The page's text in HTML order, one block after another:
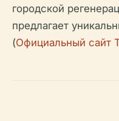
городской
предлагает
(Официальный сайт